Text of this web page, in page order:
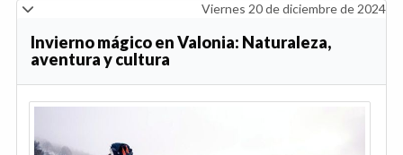
Viernes 20 de diciembre de 2024
Invierno mágico en Valonia: Naturaleza,
aventura y cultura